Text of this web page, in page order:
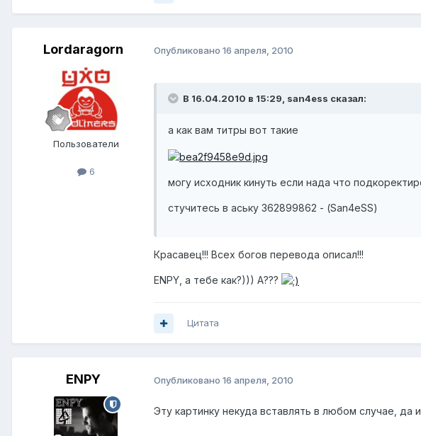
Lordaragorn
Пользователи
6
Опубликовано 16 апреля, 2010
В 16.04.2010 в 15:29, san4ess сказал:
а как вам титры вот такие
могу исходник кинуть если нада что
стучитесь в аську 362899862 - (San4eSS)
Красавец!!! Всех богов перевода описал!!!
ENPY, а тебе как?))) А???
Цитата
ENPY Опубликовано 16 апреля, 2010
Эту картинку некуда вставлять в любом случае, да